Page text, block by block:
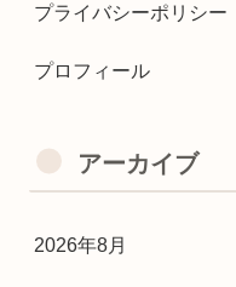
プライバシーポリシー
プロフィール
アーカイブ
2026年8月